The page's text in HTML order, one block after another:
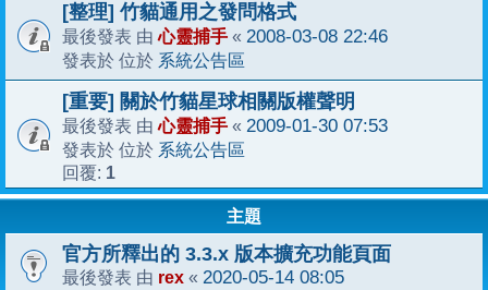
[整理] 竹貓通用之發問格式
最後發表 由心靈捕手 « 2008-03-08 22:46
發表於 位於 系統公告區
[重要] 關於竹貓星球相關版權聲明
最後發表 由心靈捕手 « 2009-01-30 07:53
發表於 位於 系統公告區
回覆: 1
主題
官方所釋出的 3.3.x 版本擴充功能頁面
最後發表 由 rex « 2020-05-14 08:05